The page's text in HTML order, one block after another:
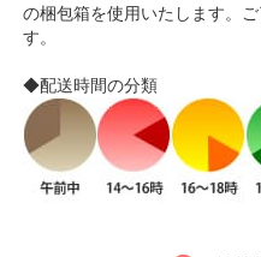
の梱包箱を使用いたします。
す。
◆配送時間の分類